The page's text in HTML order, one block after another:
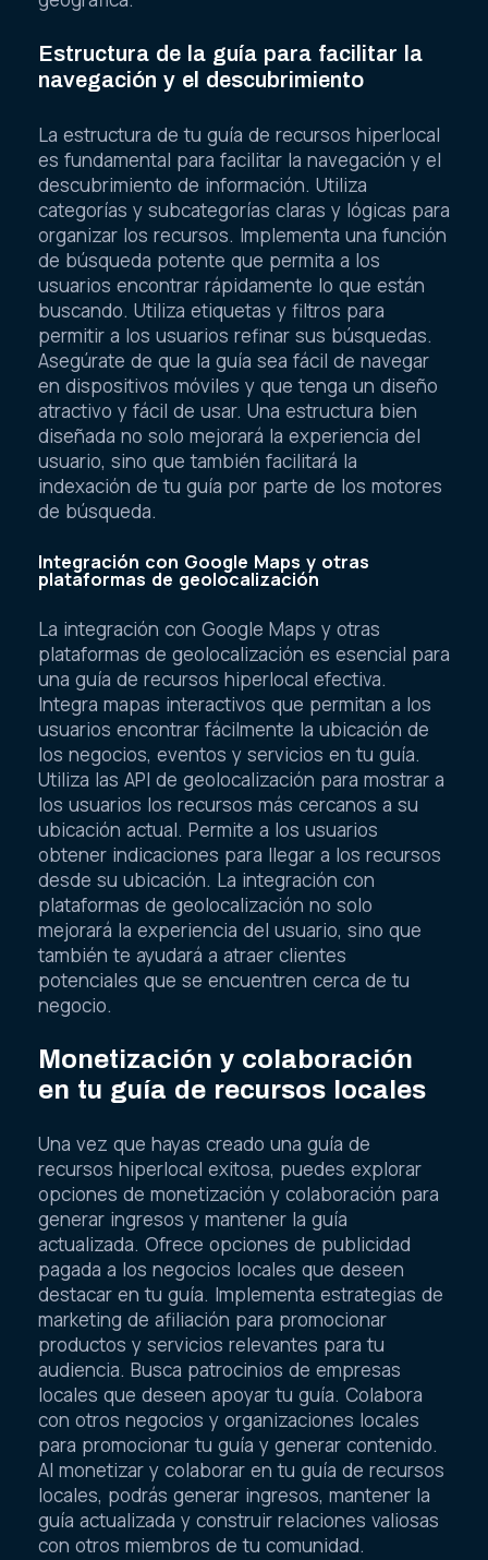
Estructura de la guía para facilitar la
navegación y el descubrimiento
La estructura de tu guía de recursos hiperlocal
es fundamental para facilitar la navegación y el
descubrimiento de información. Utiliza
categorías y subcategorías claras y lógicas para
organizar los recursos. Implementa una función
de búsqueda potente que permita a los
usuarios encontrar rápidamente lo que están
buscando. Utiliza etiquetas y filtros para
permitir a los usuarios refinar sus búsquedas.
Asegúrate de que la guía sea fácil de navegar
en dispositivos móviles y que tenga un diseño
atractivo y fácil de usar. Una estructura bien
diseñada no solo mejorará la experiencia del
usuario, sino que también facilitará la
indexación de tu guía por parte de los motores
de búsqueda.
Integración con Google Maps y otras
plataformas de geolocalización
La integración con Google Maps y otras
plataformas de geolocalización es esencial para
una guía de recursos hiperlocal efectiva.
Integra mapas interactivos que permitan a los
usuarios encontrar fácilmente la ubicación de
los negocios, eventos y servicios en tu guía.
Utiliza las API de geolocalización para mostrar a
los usuarios los recursos más cercanos a su
ubicación actual. Permite a los usuarios
obtener indicaciones para llegar a los recursos
desde su ubicación. La integración con
plataformas de geolocalización no solo
mejorará la experiencia del usuario, sino que
también te ayudará a atraer clientes
potenciales que se encuentren cerca de tu
negocio.
Monetización y colaboración
en tu guía de recursos locales
Una vez que hayas creado una guía de
recursos hiperlocal exitosa, puedes explorar
opciones de monetización y colaboración para
generar ingresos y mantener la guía
actualizada. Ofrece opciones de publicidad
pagada a los negocios locales que deseen
destacar en tu guía. Implementa estrategias de
marketing de afiliación para promocionar
productos y servicios relevantes para tu
audiencia. Busca patrocinios de empresas
locales que deseen apoyar tu guía. Colabora
con otros negocios y organizaciones locales
para promocionar tu guía y generar contenido.
Al monetizar y colaborar en tu guía de recursos
locales, podrás generar ingresos, mantener la
guía actualizada y construir relaciones valiosas
con otros miembros de tu comunidad.